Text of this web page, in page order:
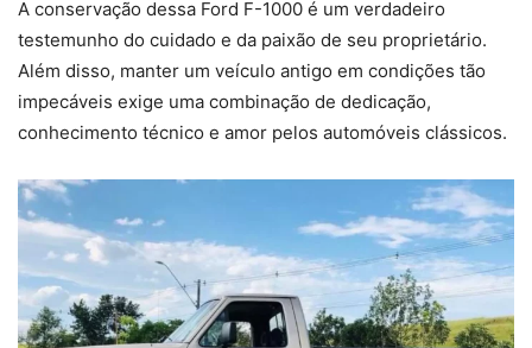
A conservação dessa Ford F-1000 é um verdadeiro
testemunho do cuidado e da paixão de seu proprietário.
Além disso, manter um veículo antigo em condições tão
impecáveis exige uma combinação de dedicação,
conhecimento técnico e amor pelos automóveis clássicos.